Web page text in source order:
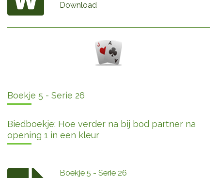
Download
Boekje 5 - Serie 26
Biedboekje: Hoe verder na bij bod partner na
opening 1 in een kleur
Boekje 5 - Serie 26